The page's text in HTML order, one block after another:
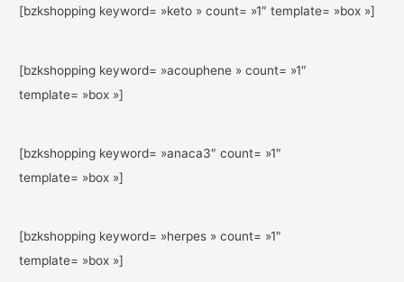
[bzkshopping keyword= »keto » count= »1″ template= »box »]
[bzkshopping keyword= »acouphene » count= »1″
template= »box »]
[bzkshopping keyword= »anaca3″ count= »1″
template= »box »]
[bzkshopping keyword= »herpes » count= »1″
template= »box »]